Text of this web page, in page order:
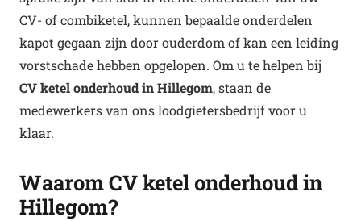
CV- of combiketel, kunnen bepaalde onderdelen
kapot gegaan zijn door ouderdom of kan een leiding
vorstschade hebben opgelopen. Om u te helpen bij
CV ketel onderhoud in Hillegom, staan de
medewerkers van ons loodgietersbedrijf voor u
klaar.
Waarom CV ketel onderhoud in
Hillegom?